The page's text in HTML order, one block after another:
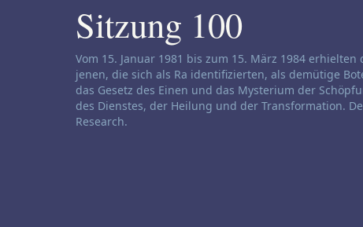
Sitzung 100
Haftungsausschluss für Channeling:
Vom 15. Januar 1981 bis zum 15. März 1984
jenen, die sich als Ra identifizierten, als demütige
das Gesetz des Einen und das Mysterium der
des Dienstes, der Heilung und der Transformation.
Research.